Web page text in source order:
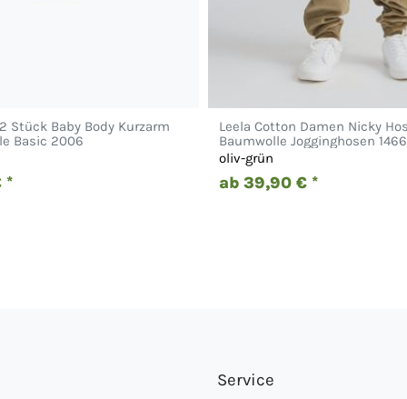
Stück Baby Body Kurzarm
Basic 2006
*
Leela Cotton Damen Nicky
Baumwolle Jogginghosen 1466
oliv-grün
ab 39,90 € *
Service